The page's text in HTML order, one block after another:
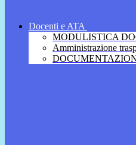
Docenti e ATA
MODULISTICA
Amministrazione